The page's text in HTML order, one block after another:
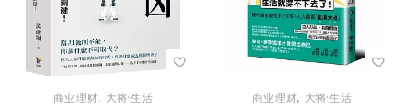
商业理财, 大将·生活 商业理财, 大将·生活